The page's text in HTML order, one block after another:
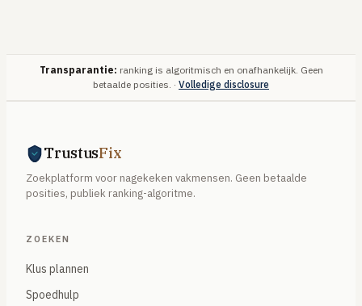
Transparantie: ranking is algoritmisch en onafhankelijk. Geen
betaalde posities. · Volledige disclosure
TrustusFix
Zoekplatform voor nagekeken vakmensen. Geen betaalde
posities, publiek ranking-algoritme.
ZOEKEN
Klus plannen
Spoedhulp